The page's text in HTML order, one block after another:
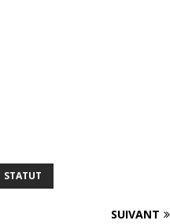
STATUT
SUIVANT